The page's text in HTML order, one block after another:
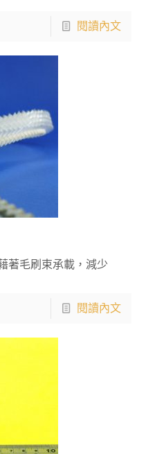
閱讀內文
著毛刷束承載，減少
閱讀內文